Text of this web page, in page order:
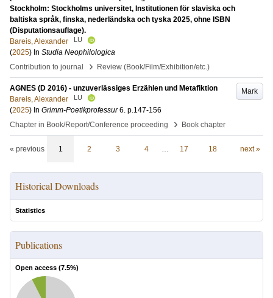
Stockholm: Stockholms universitet, Institutionen för slaviska och
baltiska språk, finska, nederländska och tyska 2025, ohne ISBN
(Disputationsauflage).
Bareis, Alexander
LU
(2025) In Studia Neophilologica
Contribution to journal
› Review (Book/Film/Exhibition/etc.)
Mark
AGNES (D 2016) - unzuverlässiges Erzählen und Metafiktion
Bareis, Alexander
LU
(2025) In Grimm-Poetikprofessur 6. p.147-156
Chapter in Book/Report/Conference proceeding
› Book chapter
« previous 1 2 3 4 … 17 18 next »
Historical Downloads
Statistics
Publications
Open access (7.5%)